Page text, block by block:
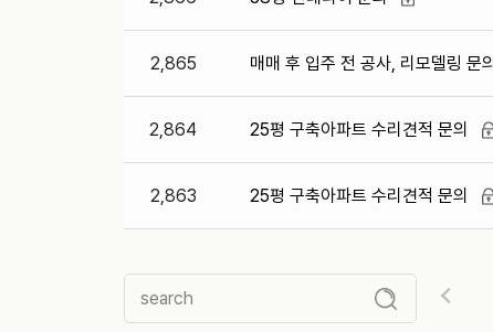
2,865 매매 후 입주 전 공사, 리모델링 문의
2,864 25평 구축아파트 수리견적 문의
2,863 25평 구축아파트 수리견적 문의